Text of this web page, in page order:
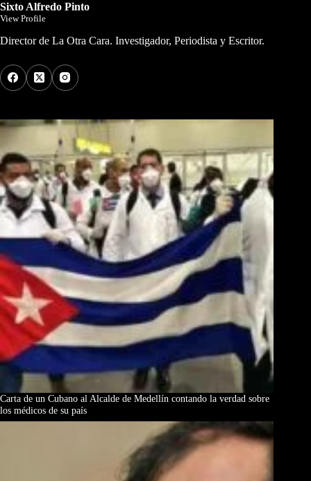
Sixto Alfredo Pinto
View Profile
Director de La Otra Cara. Investigador, Periodista y Escritor.
Carta de un Cubano al Alcalde de Medellín contando la verdad sobre
los médicos de su país